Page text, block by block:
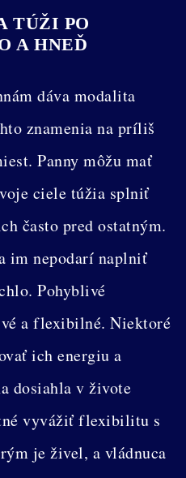
TÚŽI PO
A HNEĎ
dáva modalita
znamenia na príliš
Panny môžu mať
ciele túžia splniť
často pred ostatným.
im nepodarí naplniť
Pohyblivé
a flexibilné. Niektoré
ich energiu a
dosiahla v živote
vyvážiť flexibilitu s
je živel, a vládnuca